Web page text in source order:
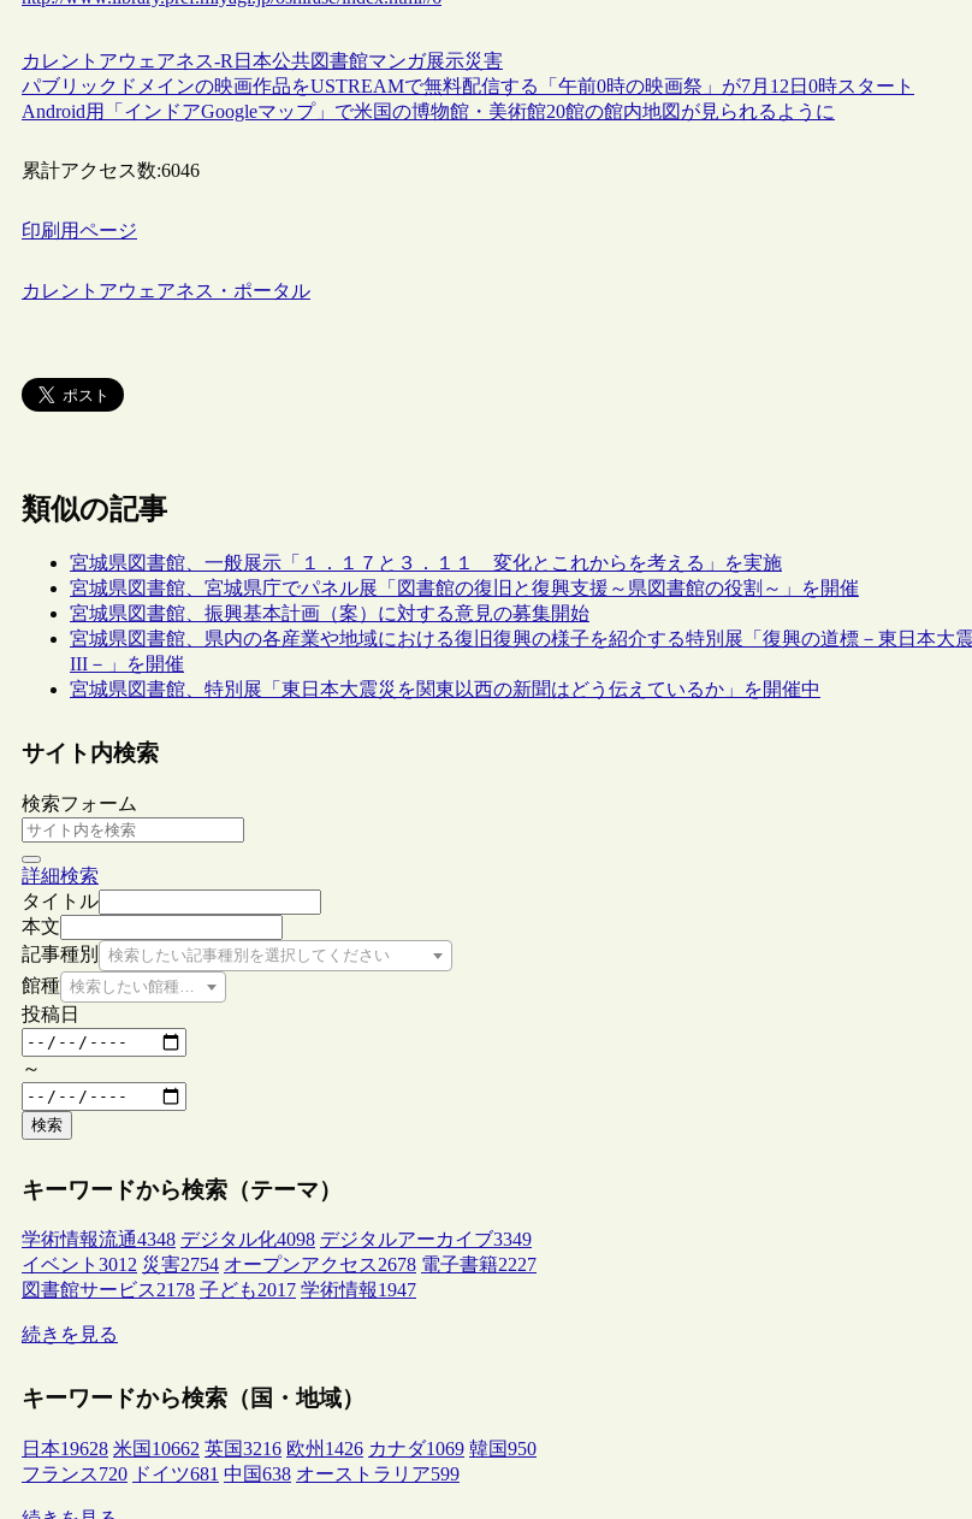
カレントアウェアネス-R 日本公共図書館マンガ展示災害
パブリックドメインの映画作品をUSTREAMで無料配信する「午前0時の映画祭」が7月12日0時スタート
Android用「インドアGoogleマップ」で米国の博物館・美術館20館の館内地図が見られるように
累計アクセス数:6046
印刷用ページ
カレントアウェアネス・ポータル
類似の記事
宮城県図書館、一般展示「１．１７と３．１１ 変化とこれからを考える」を実施
宮城県図書館、宮城県庁でパネル展「図書館の復旧と復興支援～県図書館の役割～」を開催
宮城県図書館、振興基本計画（案）に対する意見の募集開始
宮城県図書館、県内の各産業や地域における復旧復興の様子を紹介する特別展「復興の道標－東日本大
III－」を開催
宮城県図書館、特別展「東日本大震災を関東以西の新聞はどう伝えているか」を開催中
サイト内検索
検索フォーム
詳細検索
タイトル
本文
記事種別
検索したい記事種別を選択してください
館種 検索したい館種を選択してください
投稿日
～
検索
キーワードから検索（テーマ）
学術情報流通4348 デジタル化4098 デジタルアーカイブ3349
イベント 3012 災害2754 オープンアクセス2678 電子書籍2227
図書館サービス2178 子ども2017 学術情報1947
続きを見る
キーワードから検索（国・地域）
日本19628 米国 10662 英国3216 欧州 1426 カナダ1069 韓国950
フランス720 ドイツ681 中国638 オーストラリア599